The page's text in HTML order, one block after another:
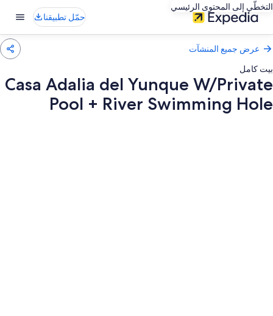
التخطّي إلى المحتوى الرئيسي
حمّل تطبيقنا
عرض جميع المنشآت
بيت كامل
Casa Adalia del Yunque W/Private
Pool + River Swimming Hole